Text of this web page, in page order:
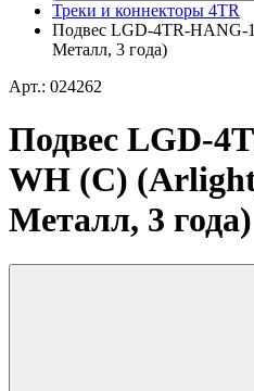
Треки и коннекторы 4TR
Подвес LGD-4TR-HANG-
Металл, 3 года)
Арт.: 024262
Подвес LGD-
WH (C)
Металл, 3 года)